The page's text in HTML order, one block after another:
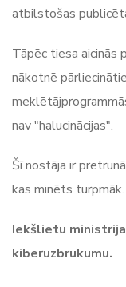
atbilstošas
Tāpēc tiesa aicinās
nākotnē
nav "halucinācijas".
Šī nostāja ir
kas minēts turpmāk.
Iekšlietu
kiberuzbrukumu.